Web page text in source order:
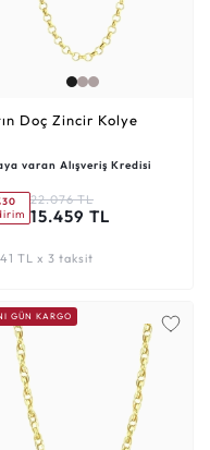
Doç Zincir Kolye
varan Alışveriş Kredisi
22.076 TL
15.459 TL
TL x 3 taksit
GÜN KARGO